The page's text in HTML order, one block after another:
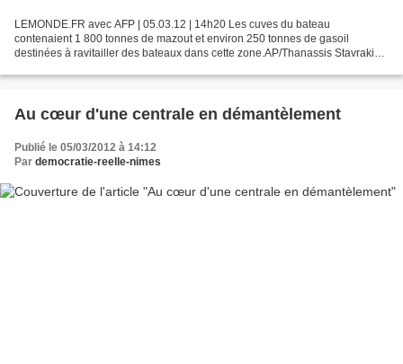
LEMONDE.FR avec AFP | 05.03.12 | 14h20 Les cuves du bateau
contenaient 1 800 tonnes de mazout et environ 250 tonnes de gasoil
destinées à ravitailler des bateaux dans cette zone.AP/Thanassis Stavrakis
Au cœur d'une centrale en démantèlement
Publié le 05/03/2012 à 14:12
Par democratie-reelle-nimes